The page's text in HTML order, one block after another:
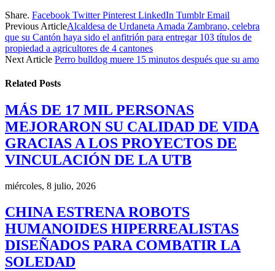
Share. Facebook Twitter Pinterest LinkedIn Tumblr Email
Previous ArticleAlcaldesa de Urdaneta Amada Zambrano, celebra
que su Cantón haya sido el anfitrión para entregar 103 títulos de
propiedad a agricultores de 4 cantones
Next Article Perro bulldog muere 15 minutos después que su amo
Related Posts
MÁS DE 17 MIL PERSONAS
MEJORARON SU CALIDAD DE VIDA
GRACIAS A LOS PROYECTOS DE
VINCULACIÓN DE LA UTB
miércoles, 8 julio, 2026
CHINA ESTRENA ROBOTS
HUMANOIDES HIPERREALISTAS
DISEÑADOS PARA COMBATIR LA
SOLEDAD